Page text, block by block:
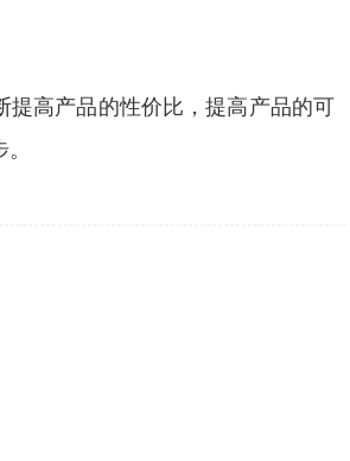
提高产品的性价比，提高产品的可